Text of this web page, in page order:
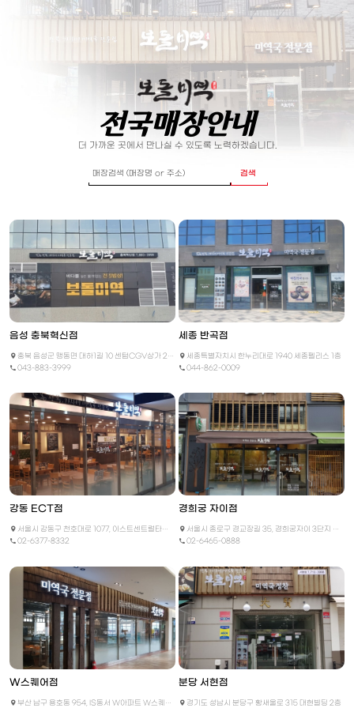
전국매장안내
더 가까운 곳에서 만나실 수 있도록 노력하겠습니다.
검색
음성 충북혁신점
충북 음성군 맹동면 대하1길 10 센텀CGV상가 210호
043-883-3999
세종 반곡점
세종특별자치시 한누리대로 1940 세종펠리스 1층
044-862-0009
강동 ECT점
서울시 강동구 천호대로 1077, 이스트센트럴타워 B1층 105호
02-6377-8332
경희궁 자이점
서울시 종로구 경교장길 35, 경희궁자이 3단지 상가 1층
02-6465-0888
W스퀘어점
부산 남구 용호동 954, IS동서 W아파트 W스퀘어상가 2층 2039~40호
분당 서현점
경기도 성남시 분당구 황새울로 315 대현빌딩 2층